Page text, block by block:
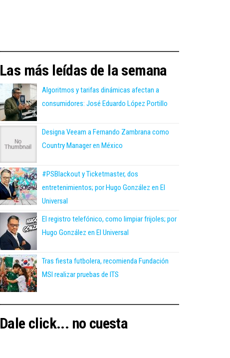
Las más leídas de la semana
Algoritmos y tarifas dinámicas afectan a
consumidores: José Eduardo López Portillo
Designa Veeam a Fernando Zambrana como
Country Manager en México
#PSBlackout y Ticketmaster, dos
entretenimientos; por Hugo González en El
Universal
El registro telefónico, como limpiar frijoles; por
Hugo González en El Universal
Tras fiesta futbolera, recomienda Fundación
MSI realizar pruebas de ITS
Dale click... no cuesta